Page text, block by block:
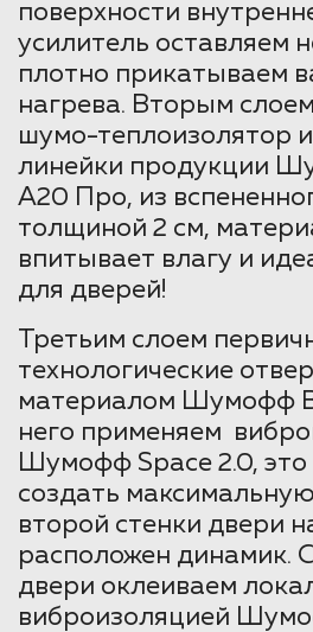
поверхности
усилитель оставляем
плотно прикатываем
нагрева. Вторым
шумо-теплоизолятор
линейки продукции
А20 Про, из
толщиной 2 см,
впитывает влагу и
для дверей!
Третьим слоем
технологические
материалом Шумофф
него применяем
Шумофф Space 2.0, это
создать
второй стенки двери
расположен динамик.
двери оклеиваем
виброизоляцией